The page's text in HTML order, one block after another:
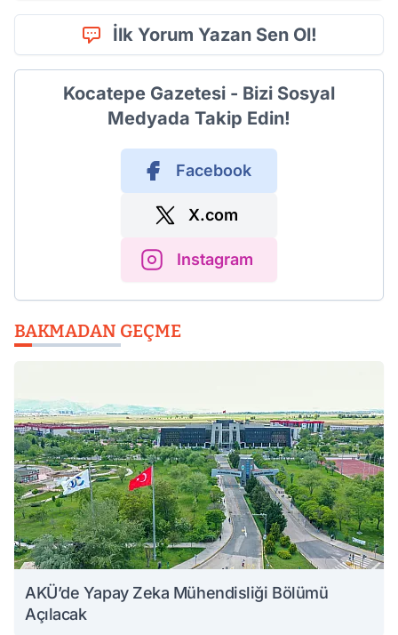
İlk Yorum Yazan Sen Ol!
Kocatepe Gazetesi - Bizi Sosyal
Medyada Takip Edin!
Facebook
X.com
Instagram
BAKMADAN GEÇME
AKÜ’de Yapay Zeka Mühendisliği Bölümü
Açılacak